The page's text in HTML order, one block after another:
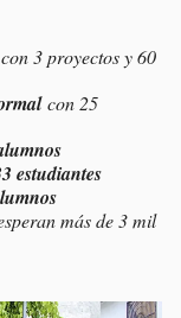
con 3 proyectos y 60
con 25
estudiantes
más de 3 mil